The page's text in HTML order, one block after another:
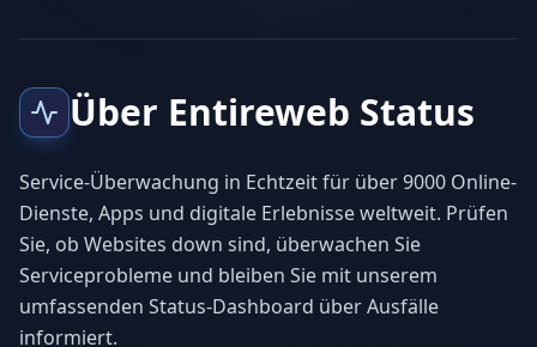
Über Entireweb Status
Service-Überwachung in Echtzeit für über 9000 Online-
Dienste, Apps und digitale Erlebnisse weltweit. Prüfen
Sie, ob Websites down sind, überwachen Sie
Serviceprobleme und bleiben Sie mit unserem
umfassenden Status-Dashboard über Ausfälle
informiert.